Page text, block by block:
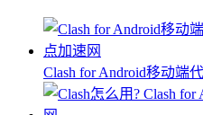
Clash for Android移动端